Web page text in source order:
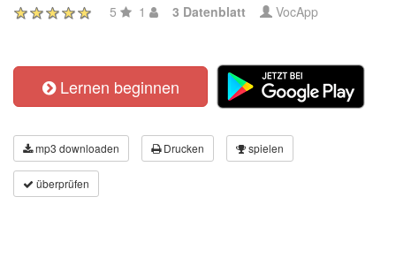
5 1 3 Datenblatt VocApp
Lernen beginnen
mp3 downloaden Drucken spielen
überprüfen